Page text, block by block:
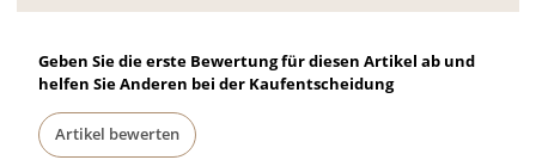
Geben Sie die erste Bewertung für diesen Artikel ab und
helfen Sie Anderen bei der Kaufentscheidung
Artikel bewerten